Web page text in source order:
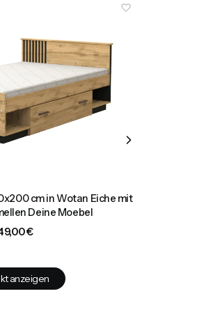
cm in Wotan Eiche mit
Deine Moebel
€
anzeigen